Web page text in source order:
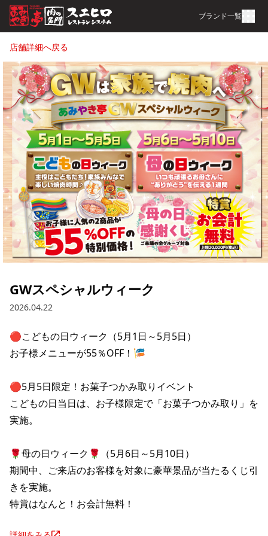
ブランド一覧
店舗詳細へ戻る
GWスペシャルウィーク
2026.04.22
🔴こどもの日ウィーク（5月1日～5月5日）
お子様メニューが55％OFF！🎏
🔴5月5日限定！お菓子つかみ取りイベント
こどもの日当日は、お子様限定で「お菓子つかみ取り」を
実施。
🌹母の日ウィーク🌹（5月6日～5月10日）
期間中、ご来店のお客様を対象に豪華景品が当たるくじ引
きを実施。
特賞はなんと！お会計無料！